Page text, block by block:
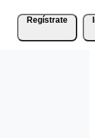
Regístrate